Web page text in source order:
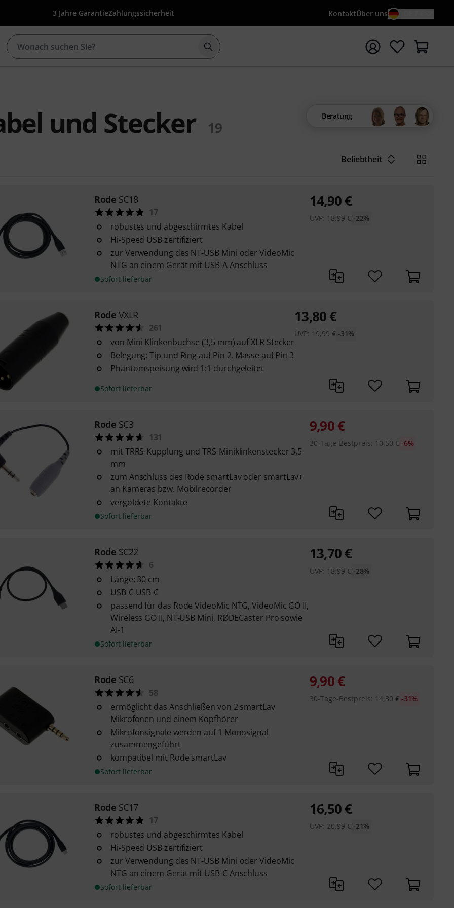
3 Jahre GarantieZahlungssicherheit KontaktÜber uns
Suche mit Suchwort {searchTerm} starten
und Stecker 19
Beratung
Beliebtheit
Rode SC18
17
robustes und abgeschirmtes Kabel
Hi-Speed USB zertifiziert
zur Verwendung des NT-USB Mini oder VideoMic
NTG an einem Gerät mit USB-A Anschluss
Sofort lieferbar
14,90€
UVP: 18,99 € -22%
Rode VXLR
261
von Mini Klinkenbuchse (3,5 mm) auf XLR Stecker
Belegung: Tip und Ring auf Pin 2, Masse auf Pin 3
Phantomspeisung wird 1:1 durchgeleitet
Sofort lieferbar
13,80€
UVP: 19,99 € -31%
Rode SC3
131
mit TRRS-Kupplung und TRS-Miniklinkenstecker 3,5
mm
zum Anschluss des Rode smartLav oder smartLav+
an Kameras bzw. Mobilrecorder
vergoldete Kontakte
Sofort lieferbar
9,90€
30-Tage-Bestpreis: 10,50 € -6%
Rode SC22
6
Länge: 30 cm
USB-C USB-C
passend für das Rode VideoMic NTG, VideoMic GO II,
Wireless GO II, NT-USB Mini, RØDECaster Pro sowie
AI-1
Sofort lieferbar
13,70€
UVP: 18,99 € -28%
Rode SC6
58
ermöglicht das Anschließen von 2 smartLav
Mikrofonen und einem Kopfhörer
Mikrofonsignale werden auf 1 Monosignal
zusammengeführt
kompatibel mit Rode smartLav
Sofort lieferbar
9,90€
30-Tage-Bestpreis: 14,30 € -31%
Rode SC17
17
robustes und abgeschirmtes Kabel
Hi-Speed USB zertifiziert
zur Verwendung des NT-USB Mini oder VideoMic
NTG an einem Gerät mit USB-C Anschluss
Sofort lieferbar
16,50€
UVP: 20,99 € -21%